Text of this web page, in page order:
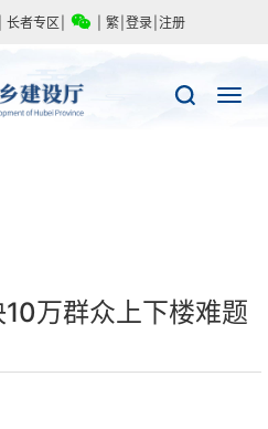
长者专区 繁 登录 注册
万群众上下楼难题